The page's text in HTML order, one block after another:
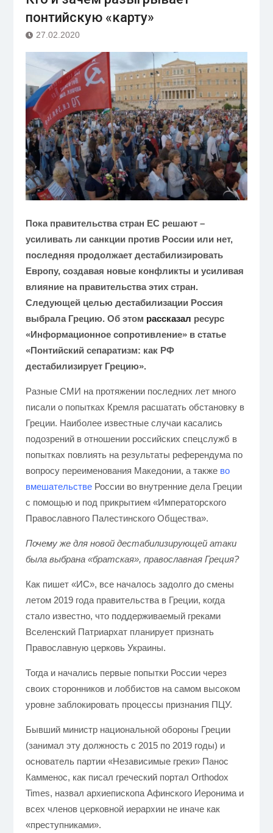
понтийскую «карту»
27.02.2020
Пока правительства стран ЕС решают –
усиливать ли санкции против России или нет,
последняя продолжает дестабилизировать
Европу, создавая новые конфликты и усиливая
влияние на правительства этих стран.
Следующей целью дестабилизации Россия
выбрала Грецию. Об этом рассказал ресурс
«Информационное сопротивление» в статье
«Понтийский сепаратизм: как РФ
дестабилизирует Грецию».
Разные СМИ на протяжении последних лет много
писали о попытках Кремля расшатать обстановку в
Греции. Наиболее известные случаи касались
подозрений в отношении российских спецслужб в
попытках повлиять на результаты референдума по
вопросу переименования Македонии, а также во
вмешательстве России во внутренние дела Греции
с помощью и под прикрытием «Императорского
Православного Палестинского Общества».
Почему же для новой дестабилизирующей атаки
была выбрана «братская», православная Греция?
Как пишет «ИС», все началось задолго до смены
летом 2019 года правительства в Греции, когда
стало известно, что поддерживаемый греками
Вселенский Патриархат планирует признать
Православную церковь Украины.
Тогда и начались первые попытки России через
своих сторонников и лоббистов на самом высоком
уровне заблокировать процессы признания ПЦУ.
Бывший министр национальной обороны Греции
(занимал эту должность с 2015 по 2019 годы) и
основатель партии «Независимые греки» Панос
Камменос, как писал греческий портал Orthodox
Times, назвал архиепископа Афинского Иеронима и
всех членов церковной иерархии не иначе как
«преступниками».